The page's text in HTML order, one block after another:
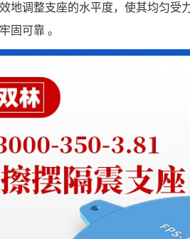
地调整支座的水平度，使其均匀受
固可靠 。